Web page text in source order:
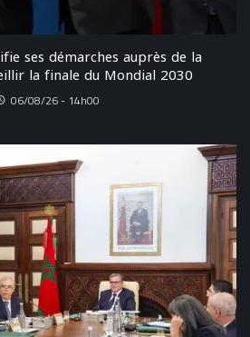
ses démarches auprès de la
la finale du Mondial 2030
06/08/26 - 14h00